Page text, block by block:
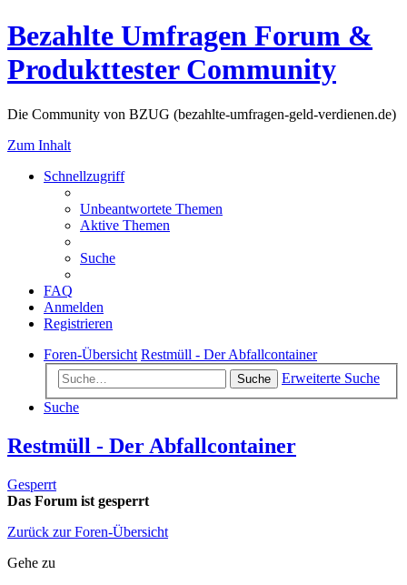
Bezahlte Umfragen Forum &
Produkttester Community
Die Community von BZUG (bezahlte-umfragen-geld-verdienen.de)
Zum Inhalt
Schnellzugriff
Unbeantwortete Themen
Aktive Themen
Suche
FAQ
Anmelden
Registrieren
Foren-Übersicht Restmüll - Der Abfallcontainer
Suche
Erweiterte Suche
Suche
Restmüll - Der Abfallcontainer
Gesperrt
Das Forum ist gesperrt
Zurück zur Foren-Übersicht
Gehe zu